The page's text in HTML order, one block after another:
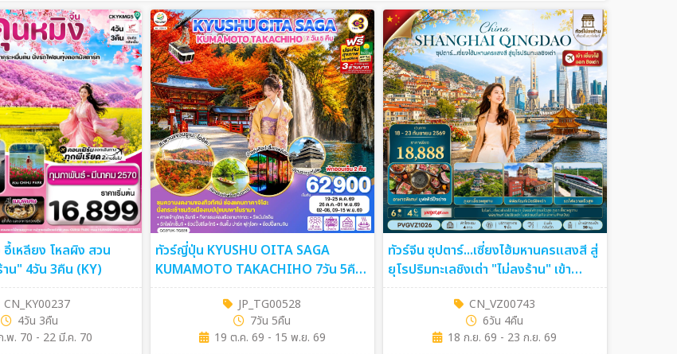
เหลียง โหลผิง สวน
น" 4วัน 3คืน (KY)
CN_KY00237
4วัน 3คืน
.พ. 70 - 22 มี.ค. 70
ทัวร์ญี่ปุ่น KYUSHU OITA SAGA
KUMAMOTO TAKACHIHO 7วัน 5คืน
[TG]
JP_TG00528
7วัน 5คืน
19 ต.ค. 69 - 15 พ.ย. 69
ทัวร์จีน ซุปตาร์...เซี่ยงไฮ้มหานครแสงสี สู่
ยุโรปริมทะเลชิงเต่า "ไม่ลงร้าน" เข้า
เซี่ยงไฮ้ ออกชิงเต่า 6วัน 4คืน (VZ)
CN_VZ00743
6วัน 4คืน
18 ก.ย. 69 - 23 ก.ย. 69